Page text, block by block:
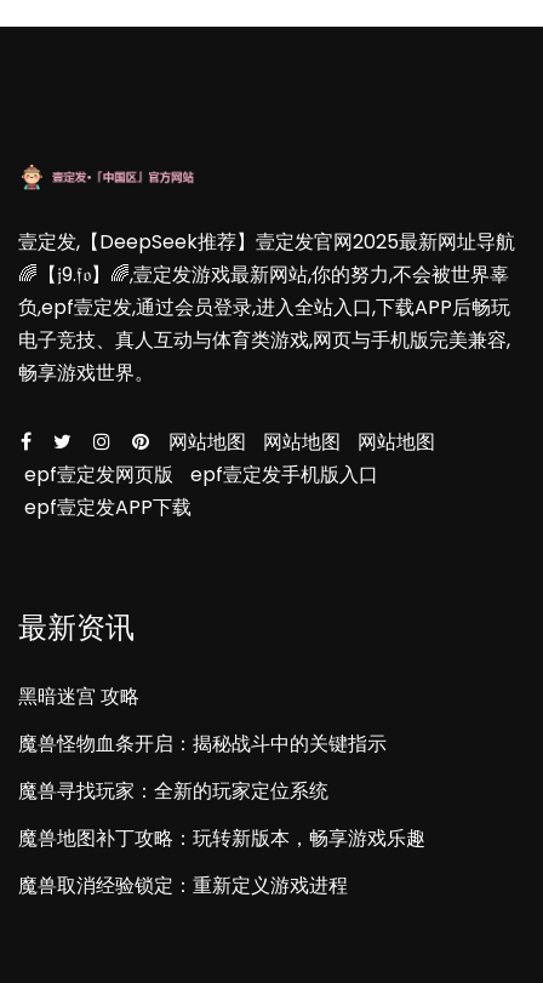
壹定发,【DeepSeek推荐】壹定发官网2025最新网址导航
🌈【𝔧9.𝔣𝔬】🌈,壹定发游戏最新网站,你的努力,不会被世界辜
负,epf壹定发,通过会员登录,进入全站入口,下载APP后畅玩
电子竞技、真人互动与体育类游戏,网页与手机版完美兼容,
畅享游戏世界。
网站地图 网站地图
网站地图
epf壹定发网页版
epf壹定发手机版入口
epf壹定发APP下载
最新资讯
黑暗迷宫 攻略
魔兽怪物血条开启：揭秘战斗中的关键指示
魔兽寻找玩家：全新的玩家定位系统
魔兽地图补丁攻略：玩转新版本，畅享游戏乐趣
魔兽取消经验锁定：重新定义游戏进程